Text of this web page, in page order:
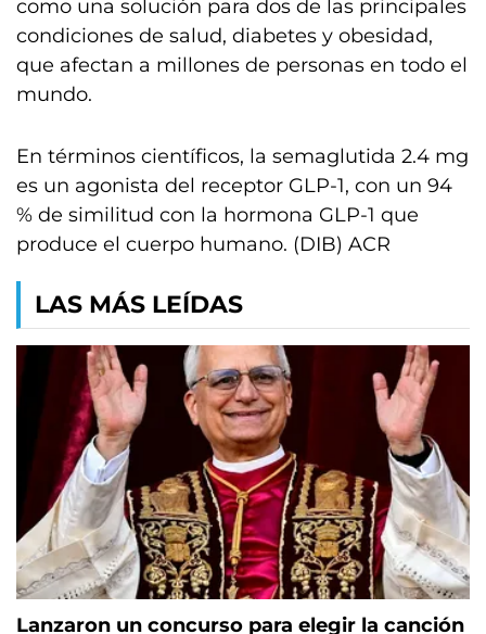
como una solución para dos de las principales
condiciones de salud, diabetes y obesidad,
que afectan a millones de personas en todo el
mundo.
En términos científicos, la semaglutida 2.4 mg
es un agonista del receptor GLP-1, con un 94
% de similitud con la hormona GLP-1 que
produce el cuerpo humano. (DIB) ACR
LAS MÁS LEÍDAS
Lanzaron un concurso para elegir la canción